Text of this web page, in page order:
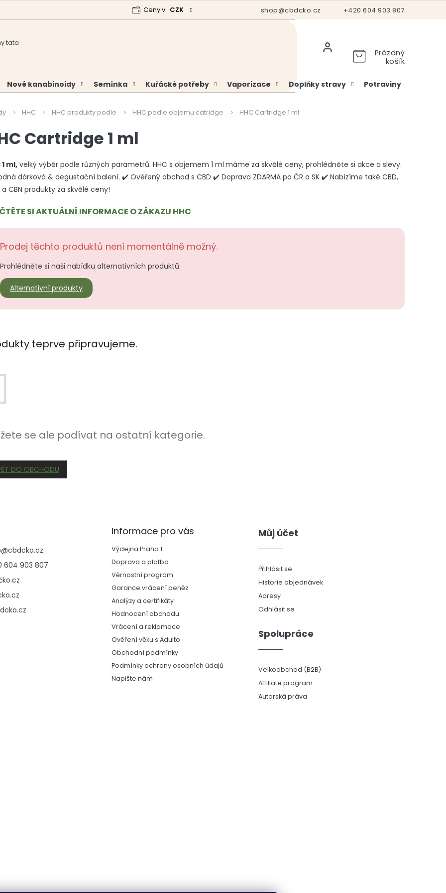
+420 604 903 807
shop@cbdcko.cz
Analýzy a certifikáty Hodnocení obchodu Vrácení a reklamace
Ceny v: CZK
Prázdný
košík
Nové kanabinoidy Semínka Kuřácké potřeby Vaporizace Doplňky stravy Potraviny
HHC HHC produkty podle HHC podle objemu catridge HHC Cartridge 1 ml
Cartridge 1 ml
1 ml, velký výběr podle různých parametrů. HHC s objemem 1 ml máme za skvělé ceny, prohlédněte si akce a slevy.
dárková & degustační balení. ✔️ Ověřený obchod s CBD ✔️ Doprava ZDARMA po ČR a SK ✔️ Nabízíme také CBD,
a CBN produkty za skvělé ceny!
SI AKTUÁLNÍ INFORMACE O ZÁKAZU HHC
Prodej těchto produktů není momentálně možný.
Prohlédněte si naši nabídku alternativních produktů.
Alternativní produkty
teprve připravujeme.
se ale podívat na ostatní kategorie.
DO OBCHODU
@cbdcko.cz
604 903 807
Informace pro vás
Výdejna Praha 1
Doprava a platba
Věrnostní program
Garance vrácení peněz
Analýzy a certifikáty
Hodnocení obchodu
Vrácení a reklamace
Ověření věku s Adulto
Obchodní podmínky
Podmínky ochrany osobních údajů
Napište nám
Můj účet
Přihlásit se
Historie objednávek
Adresy
Odhlásit se
Spolupráce
Velkoobchod (B2B)
Affiliate program
Autorská práva